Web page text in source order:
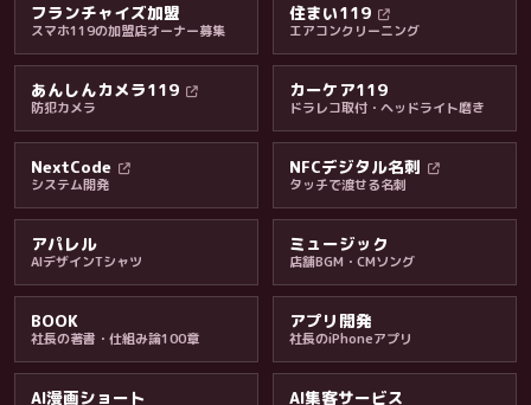
料金・保証・ご案内
フランチャイズ加盟
スマホ119の加盟店オーナー募集
住まい119
エアコンクリーニング
あんしんカメラ119
防犯カメラ
カーケア119
ドラレコ取付・ヘッドライト磨き
NextCode
システム開発
NFCデジタル名刺
タッチで渡せる名刺
アパレル
AIデザインTシャツ
ミュージック
店舗BGM・CMソング
BOOK
社長の著書・仕組み論100章
アプリ開発
社長のiPhoneアプリ
AI漫画ショート AI集客サービス